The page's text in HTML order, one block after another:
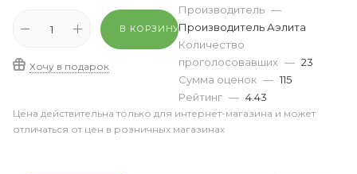
В КОРЗИНУ
Хочу в подарок
Производитель —
Производитель Аэлита
Количество
проголосовавших — 23
Сумма оценок — 115
Рейтинг — 4.43
Цена действительна только для интернет-магазина и может
отличаться от цен в розничных магазинах